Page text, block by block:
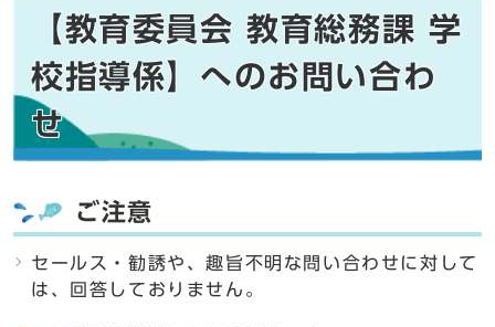
【教育委員会 教育総務課 学
校指導係】へのお問い合わ
せ
ご注意
セールス・勧誘や、趣旨不明な問い合わせに対して
は、回答しておりません。